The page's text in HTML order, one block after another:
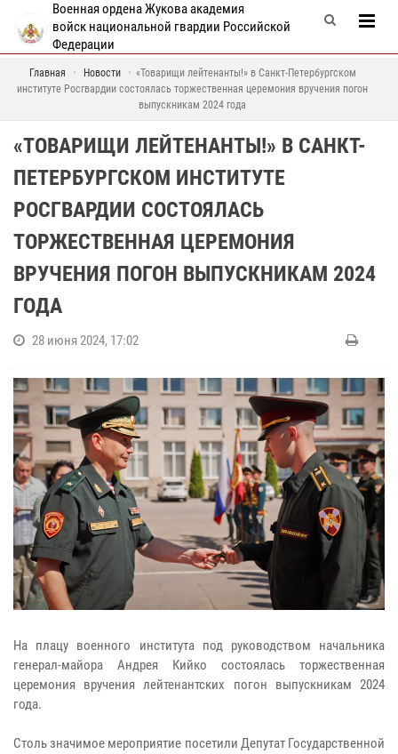
Военная ордена Жукова академия
войск национальной гвардии Российской
Федерации
Главная Новости
«Товарищи лейтенанты!» в Санкт-Петербургском
институте Росгвардии состоялась торжественная церемония вручения погон
выпускникам 2024 года
«ТОВАРИЩИ ЛЕЙТЕНАНТЫ!» В САНКТ-
ПЕТЕРБУРГСКОМ ИНСТИТУТЕ
РОСГВАРДИИ СОСТОЯЛАСЬ
ТОРЖЕСТВЕННАЯ ЦЕРЕМОНИЯ
ВРУЧЕНИЯ ПОГОН ВЫПУСКНИКАМ 2024
ГОДА
28 июня 2024, 17:02
На плацу военного института под руководством начальника
генерал-майора Андрея Кийко состоялась торжественная
церемония вручения лейтенантских погон выпускникам 2024
года.
Столь значимое мероприятие посетили Депутат Государственной